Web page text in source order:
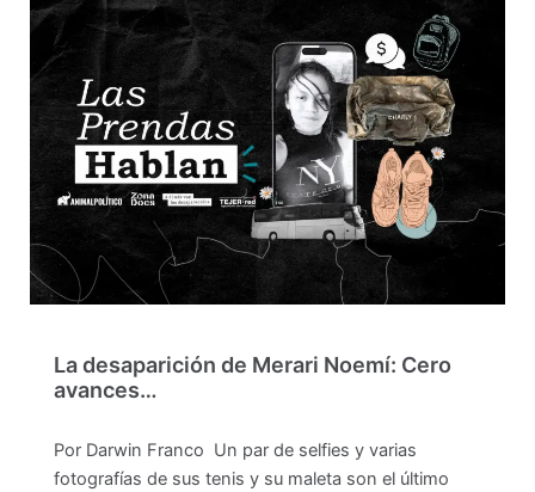
La desaparición de Merari Noemí: Cero
avances…
Por Darwin Franco Un par de selfies y varias
fotografías de sus tenis y su maleta son el último